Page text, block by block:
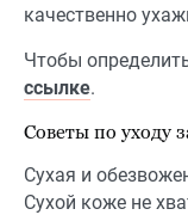
качественно
Чтобы
ссылке.
Советы по уходу
Сухая и
Сухой коже не